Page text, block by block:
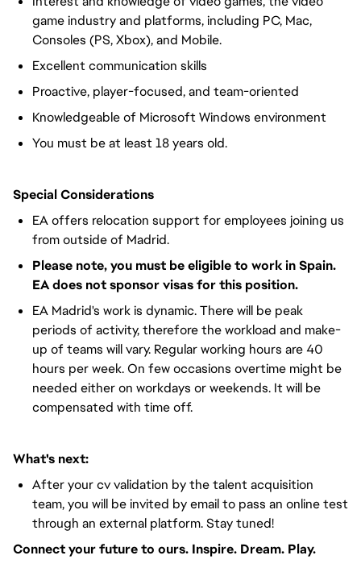
game industry and platforms, including PC, Mac,
Consoles (PS, Xbox), and Mobile.
Excellent communication skills
Proactive, player-focused, and team-oriented
Knowledgeable of Microsoft Windows environment
You must be at least 18 years old.
Special Considerations
EA offers relocation support for employees joining us
from outside of Madrid.
Please note, you must be eligible to work in Spain.
EA does not sponsor visas for this position.
EA Madrid's work is dynamic. There will be peak
periods of activity, therefore the workload and make-
up of teams will vary. Regular working hours are 40
hours per week. On few occasions overtime might be
needed either on workdays or weekends. It will be
compensated with time off.
What's next:
After your cv validation by the talent acquisition
team, you will be invited by email to pass an online test
through an external platform. Stay tuned!
Connect your future to ours. Inspire. Dream. Play.